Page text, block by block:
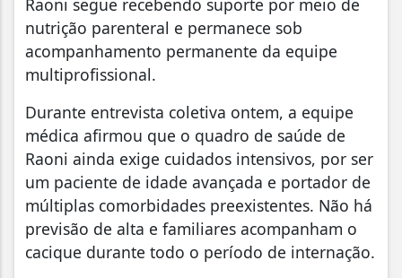
Raoni segue recebendo suporte por meio de
nutrição parenteral e permanece sob
acompanhamento permanente da equipe
multiprofissional.
Durante entrevista coletiva ontem, a equipe
médica afirmou que o quadro de saúde de
Raoni ainda exige cuidados intensivos, por ser
um paciente de idade avançada e portador de
múltiplas comorbidades preexistentes. Não há
previsão de alta e familiares acompanham o
cacique durante todo o período de internação.